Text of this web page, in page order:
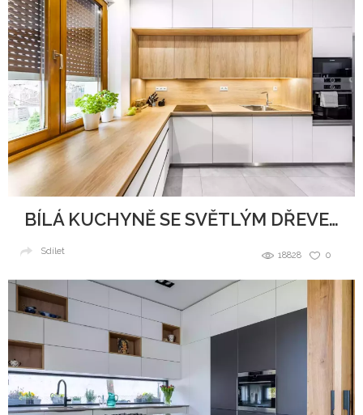
BÍLÁ KUCHYNĚ SE SVĚTLÝM DŘEVEM
0
18828
Sdílet